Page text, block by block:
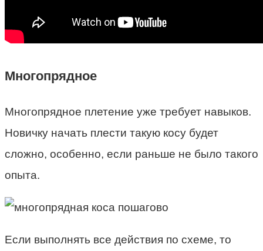
Многопрядное
Многопрядное плетение уже требует навыков.
Новичку начать плести такую косу будет
сложно, особенно, если раньше не было такого
опыта.
Если выполнять все действия по схеме, то